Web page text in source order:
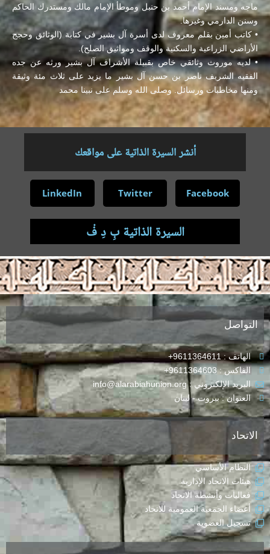
ماجه ومسند الإمام أحمد بن حنبل وموطأ الإمام مالك ومستدرك الحاكم
وسنن الدارمي وغيرها.
• كاتب أمين بقلم معروف لدى أسرة آل بشير في كتابة (الوثائق وحجج
الأراضي الزراعية والسكنية والوقف ومواثيق الصلح).
• لديه موروث وثائقي خاص بقبيلة الأشراف آل بشير ورثه عن جده
الفقيه الشريف ناصر بن حسن آل بشير ما يزيد على ثلاث مئة وثيقة
ومنها مخاطبات ورسائل. وصلى الله وسلم على نبينا محمد
أنشر السيرة الذاتية على مواقعك
Facebook
Twitter
LinkedIn
السيرة الذاتية بِ دِ فْ
.
التواصل
الهاتف : 9611364611+
الفاكس : 9611364603+
البريد الإلكتروني : info@alarabiahunion.org
العنوان : بيروت - لبنان
الاتحاد
النظام الأساسي
هيئات الاتحاد الإدارية
فعاليات وأنشطة الاتحاد
أعضاء الجمعية العمومية للاتحاد
تسجيل العضوية